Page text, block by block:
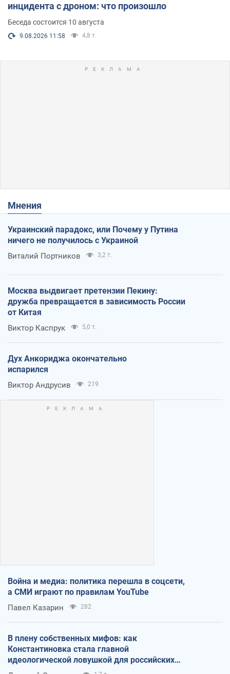
инцидента с дроном: что произошло
Беседа состоится 10 августа
9.08.2026 11:58 4,8 т.
Мнения
Украинский парадокс, или Почему у Путина
ничего не получилось с Украиной
Виталий Портников 3,2 т.
Москва выдвигает претензии Пекину:
дружба превращается в зависимость России
от Китая
Виктор Каспрук 5,0 т.
Дух Анкориджа окончательно
испарился
Виктор Андрусив 219
Война и медиа: политика перешла в соцсети,
а СМИ играют по правилам YouTube
Павел Казарин 282
В плену собственных мифов: как
Константиновка стала главной
идеологической ловушкой для российских
оккупантов